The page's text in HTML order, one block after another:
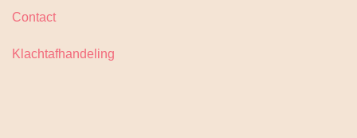
Contact
Klachtafhandeling